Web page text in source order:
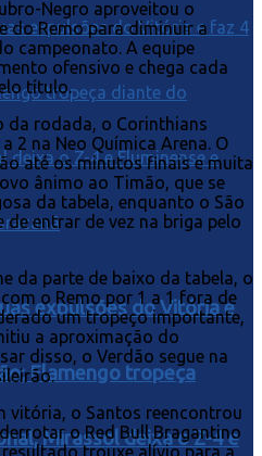
expulsões do Vitória e
Flamengo tropeça
Mirassol deixa o Z-4 e
Negro aproveitou o
do Remo para diminuir a
campeonato. A equipe
ofensivo e chega cada
título.
da rodada, o Corinthians
2 na Neo Química Arena. O
até os minutos finais e muita
ânimo ao Timão, que se
da tabela, enquanto o São
de entrar de vez na briga pelo
da parte de baixo da tabela, o
o Remo por 1 a 1 fora de
um tropeço importante,
a aproximação do
disso, o Verdão segue na
vitória, o Santos reencontrou
o Red Bull Bragantino
trouxe alívio para a